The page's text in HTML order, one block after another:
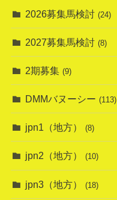
2026募集馬検討 (24)
2027募集馬検討 (8)
2期募集 (9)
DMMバヌーシー (113)
jpn1（地方） (8)
jpn2（地方） (10)
jpn3（地方） (18)